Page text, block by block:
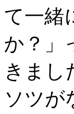
て一緒
か？」
きまし
ソツが